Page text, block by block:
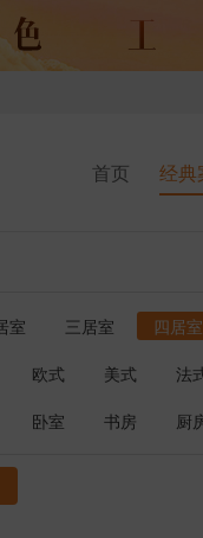
首页 经典
室 三居室
四居室
欧式 美式
法
卧室 书房 厨